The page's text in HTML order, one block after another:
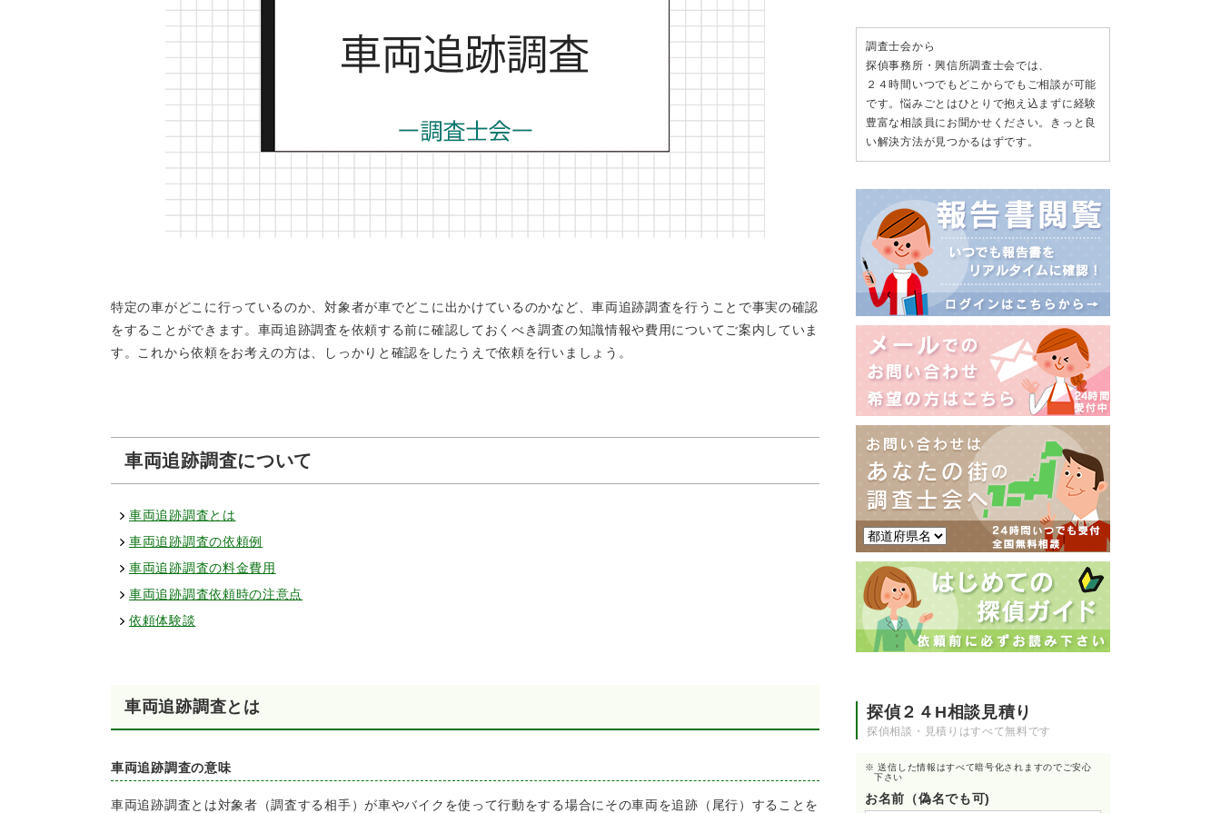
特定の車がどこに行っているのか、対象者が車でどこに出かけているのかなど、車両追跡調査を行うことで事実の確認
をすることができます。車両追跡調査を依頼する前に確認しておくべき調査の知識情報や費用についてご案内していま
す。これから依頼をお考えの方は、しっかりと確認をしたうえで依頼を行いましょう。
車両追跡調査について
車両追跡調査とは
車両追跡調査の依頼例
車両追跡調査の料金費用
車両追跡調査依頼時の注意点
依頼体験談
車両追跡調査とは
車両追跡調査の意味
車両追跡調査とは対象者（調査する相手）が車やバイクを使って行動をする場合にその車両を追跡（尾行）することを
調査士会から
探偵事務所・興信所調査士会では、
２４時間いつでもどこからでもご相談が可能
です。悩みごとはひとりで抱え込まずに経験
豊富な相談員にお聞かせください。きっと良
い解決方法が見つかるはずです。
探偵２４H相談見積り
探偵相談・見積りはすべて無料です
※ 送信した情報はすべて暗号化されますのでご安心
下さい
お名前（偽名でも可)